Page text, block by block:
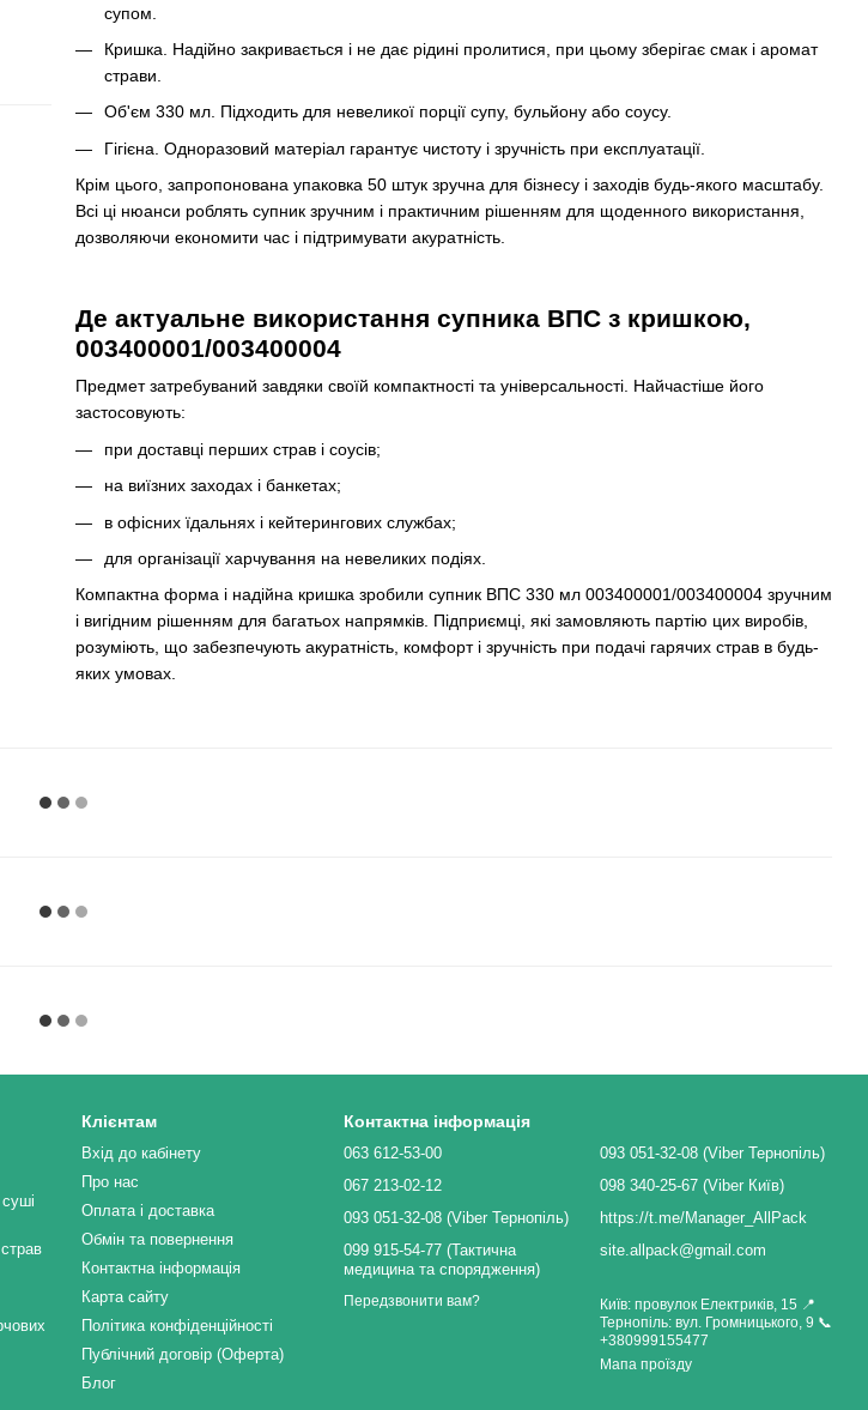
супом.
Кришка. Надійно закривається і не дає рідині пролитися, при цьому зберігає смак і аромат
страви.
Об'єм 330 мл. Підходить для невеликої порції супу, бульйону або соусу.
Гігієна. Одноразовий матеріал гарантує чистоту і зручність при експлуатації.
Крім цього, запропонована упаковка 50 штук зручна для бізнесу і заходів будь-якого масштабу.
Всі ці нюанси роблять супник зручним і практичним рішенням для щоденного використання,
дозволяючи економити час і підтримувати акуратність.
Де актуальне використання супника ВПС з кришкою,
003400001/003400004
Предмет затребуваний завдяки своїй компактності та універсальності. Найчастіше його
застосовують:
при доставці перших страв і соусів;
на виїзних заходах і банкетах;
в офісних їдальнях і кейтерингових службах;
для організації харчування на невеликих подіях.
Компактна форма і надійна кришка зробили супник ВПС 330 мл 003400001/003400004 зручним
і вигідним рішенням для багатьох напрямків. Підприємці, які замовляють партію цих виробів,
розуміють, що забезпечують акуратність, комфорт і зручність при подачі гарячих страв в будь-
яких умовах.
Клієнтам
Вхід до кабінету
Про нас
Оплата і доставка
Обмін та повернення
Контактна інформація
Карта сайту
Політика конфіденційності
Публічний договір (Оферта)
Блог
Контактна інформація
063 612-53-00
067 213-02-12
093 051-32-08 (Viber Тернопіль)
099 915-54-77 (Тактична
медицина та спорядження)
Передзвонити вам?
093 051-32-08 (Viber Тернопіль)
098 340-25-67 (Viber Київ)
https://t.me/Manager_AllPack
site.allpack@gmail.com
Київ: провулок Електриків, 15 📍
Тернопіль: вул. Громницького, 9 📞
+380999155477
Мапа проїзду